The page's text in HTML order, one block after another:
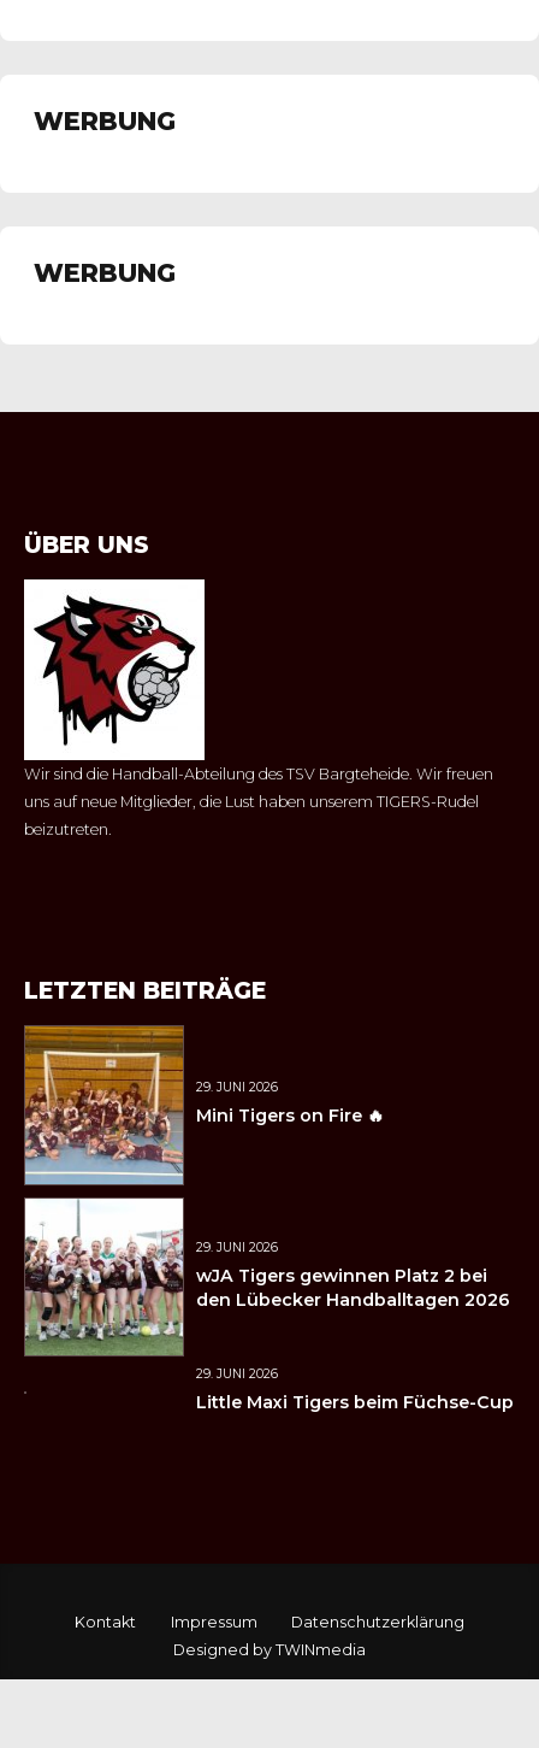
WERBUNG
WERBUNG
ÜBER UNS
Wir sind die Handball-Abteilung des TSV Bargteheide. Wir freuen
uns auf neue Mitglieder, die Lust haben unserem TIGERS-Rudel
beizutreten.
LETZTEN BEITRÄGE
29. JUNI 2026
Mini Tigers on Fire 🔥
29. JUNI 2026
wJA Tigers gewinnen Platz 2 bei
den Lübecker Handballtagen 2026
29. JUNI 2026
Little Maxi Tigers beim Füchse-Cup
Kontakt Impressum
Datenschutzerklärung
Designed by TWINmedia